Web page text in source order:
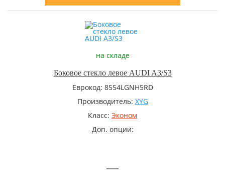
на складе
Боковое стекло левое AUDI A3/S3
Еврокод: 8554LGNH5RD
Производитель: XYG
Класс: Эконом
Доп. опции:
—